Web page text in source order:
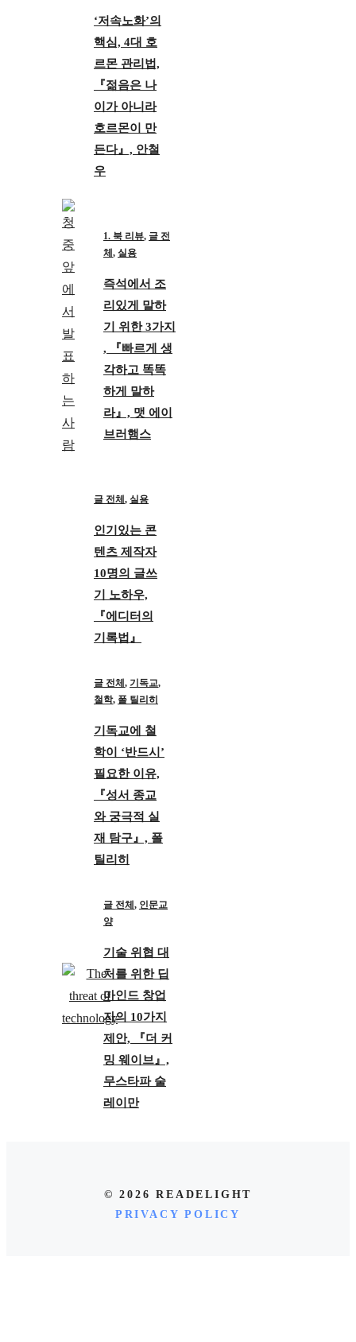
‘저속노화’의
핵심, 4대 호
르몬 관리법,
『젊음은 나
이가 아니라
호르몬이 만
든다』, 안철
우
1. 북 리뷰, 글 전
체 , 실용
즉석에서 조
리있게 말하
기 위한 3가지
, 『빠르게 생
각하고 똑똑
하게 말하
라』, 맷 에이
브러햄스
글 전체 , 실용
인기있는 콘
텐츠 제작자
10명의 글쓰
기 노하우,
『에디터의
기록법』
글 전체 , 기독교,
철학, 폴 틸리히
기독교에 철
학이 ‘반드시’
필요한 이유,
『성서 종교
와 궁극적 실
재 탐구』, 폴
틸리히
글 전체 , 인문교
양
기술 위협 대
처를 위한 딥
마인드 창업
자의 10가지
제안, 『더 커
밍 웨이브』,
무스타파 술
레이만
© 2026 READELIGHT
PRIVACY POLICY